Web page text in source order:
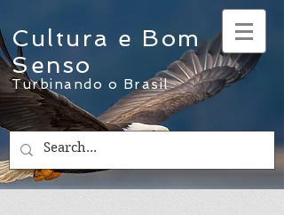
Cultura e Bom
Senso
Turbinando o Brasil